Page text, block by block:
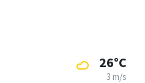
26°C
3 m/s